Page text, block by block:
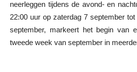
neerleggen tijdens de avond- en
22:00 uur op zaterdag 7 september
september, markeert het begin van
tweede week van september in